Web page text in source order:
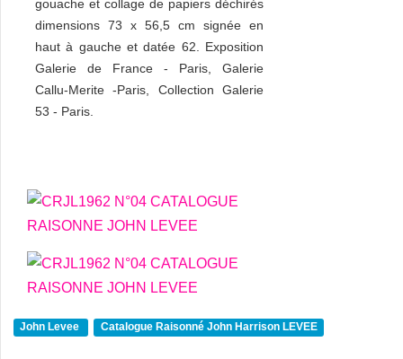
gouache et collage de papiers déchirés
dimensions 73 x 56,5 cm signée en
haut à gauche et datée 62. Exposition
Galerie de France - Paris, Galerie
Callu-Merite -Paris, Collection Galerie
53 - Paris.
John Levee Catalogue Raisonné John Harrison LEVEE